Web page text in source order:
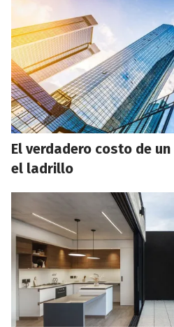
El verdadero costo de
el ladrillo